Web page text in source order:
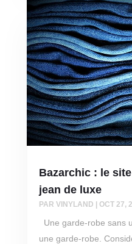
Bazarchic : le
jean de luxe
PAR VINYLAND OCT 27,
Une garde-robe sans
une garde-robe.